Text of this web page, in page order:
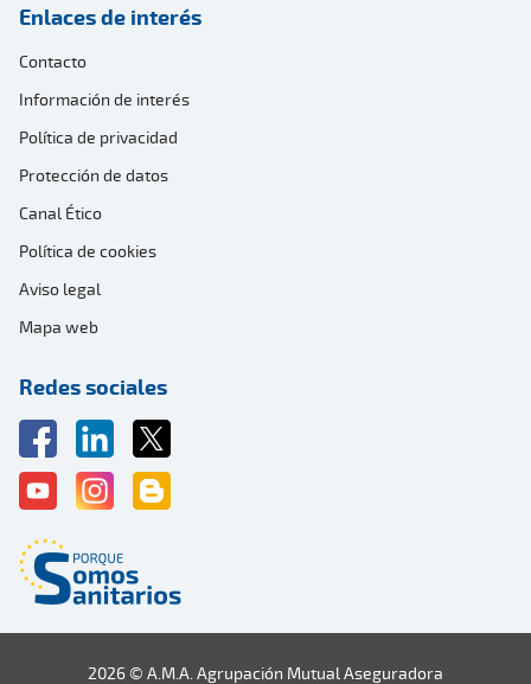
Enlaces de interés
Contacto
Información de interés
Política de privacidad
Protección de datos
Canal Ético
Política de cookies
Aviso legal
Mapa web
Redes sociales
2026 © A.M.A. Agrupación Mutual Aseguradora